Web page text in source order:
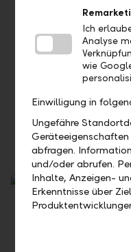
Alles über Vorsorge
Berechnen Sie Ihr
Sie mit Einkäufen in
Ich
Analyse
wie
Einwilligung in
Ungefähre
abfragen.
und/oder abrufen.
Inhalte, Anzeigen-
Erkenntnisse über